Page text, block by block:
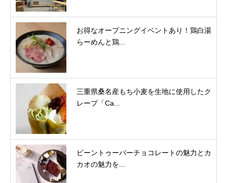
お得なオープニングイベントあり！鶏白湯
らーめんと鶏...
三重県桑名産もち小麦を生地に使用したク
レープ「Ca...
ビーントゥーバーチョコレートの魅力とカ
カオの魅力を...